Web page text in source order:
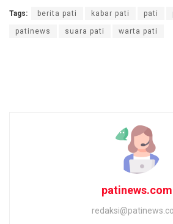
Tags: berita pati kabar pati pati
patinews suara pati warta pati
patinews.com